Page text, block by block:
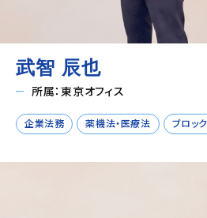
武智 辰也
所属：東京オフィス
企業法務 薬機法・医療法 ブロッ